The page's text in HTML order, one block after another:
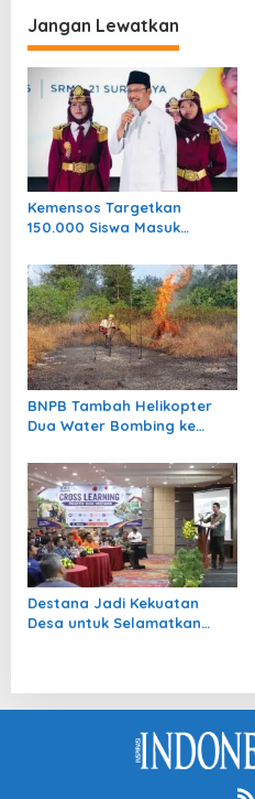
s
i
p
o
Jangan Lewatkan
Kemensos Targetkan
150.000 Siswa Masuk
2027
BNPB Tambah Helikopter
Dua Water Bombing ke
Destana Jadi Kekuatan
Desa untuk Selamatkan